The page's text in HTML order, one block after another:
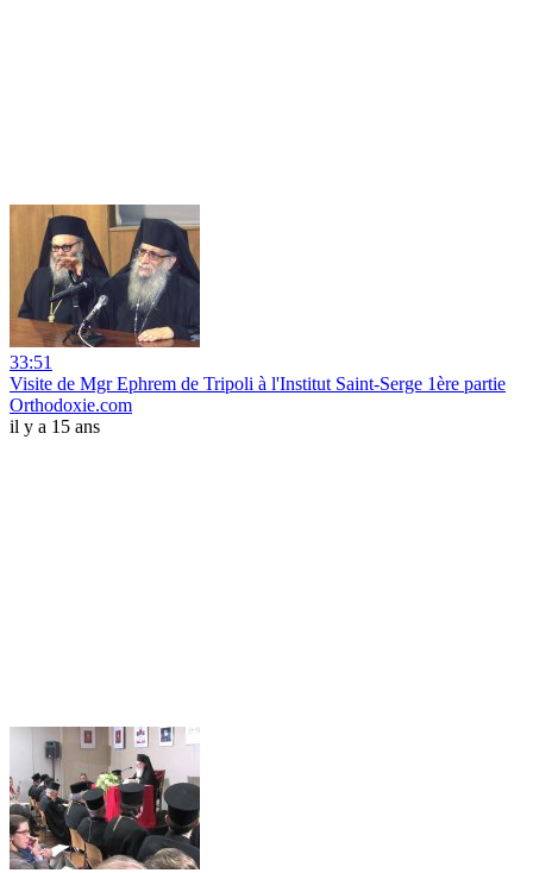
33:51
Visite de Mgr Ephrem de Tripoli à l'Institut Saint-Serge 1ère partie
Orthodoxie.com
il y a 15 ans